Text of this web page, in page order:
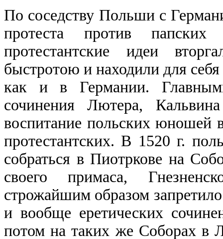
По соседству Польши с
протеста против папских
протестантские идеи
быстротою и находили для
как и в Германии.
сочинения Лютера,
воспитание польских юношей
протестантских. В 1520 г.
собраться в Пиотркове на
своего примаса,
строжайшим образом
и вообще еретических
потом на таких же Соборах в